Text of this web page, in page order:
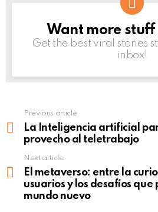
NEWSLETTER
Want more
Get the best viral stories
inbox!
more
Previous article
La Inteligencia artificial
provecho al teletrabajo
Next article
El metaverso: entre la
usuarios y los desafíos que
mundo nuevo